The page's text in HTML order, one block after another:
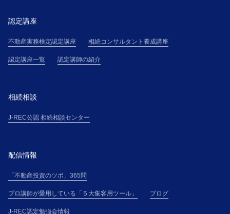
認定講座
不動産実務検定認定講座 相続コンサルタント養成講座
認定講座一覧 認定講師の紹介
相続相談
J-REC公認 相続相談センター
配信情報
「不動産投資のツボ」365問
プロ講師が愛用している「５大集客用ツール」 ブログ
J-REC認定勉強会情報